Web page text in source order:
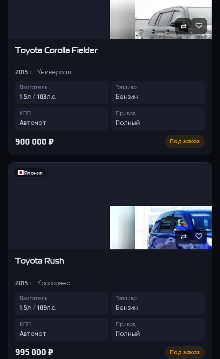
⇄ ♡
ToyotaCorolla Fielder
2015 г. · Универсал
Двигатель
1.5л / 103л.с.
Топливо
Бензин
КПП
Автомат
Привод
Полный
900 000 ₽ Под заказ
Япония
⇄ ♡
Toyota Rush
2015 г. · Кроссовер
Двигатель
1.5л / 109л.с.
Топливо
Бензин
КПП
Автомат
Привод
Полный
995 000 ₽ Под заказ